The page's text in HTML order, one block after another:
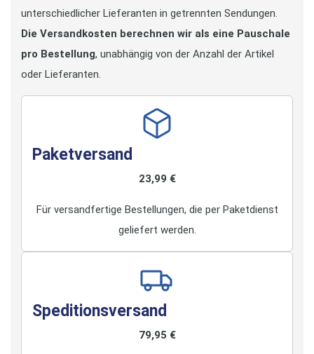
unterschiedlicher Lieferanten in getrennten Sendungen.
Die Versandkosten berechnen wir als eine Pauschale
pro Bestellung, unabhängig von der Anzahl der Artikel
oder Lieferanten.
Paketversand
23,99 €
Für versandfertige Bestellungen, die per Paketdienst
geliefert werden.
Speditionsversand
79,95 €